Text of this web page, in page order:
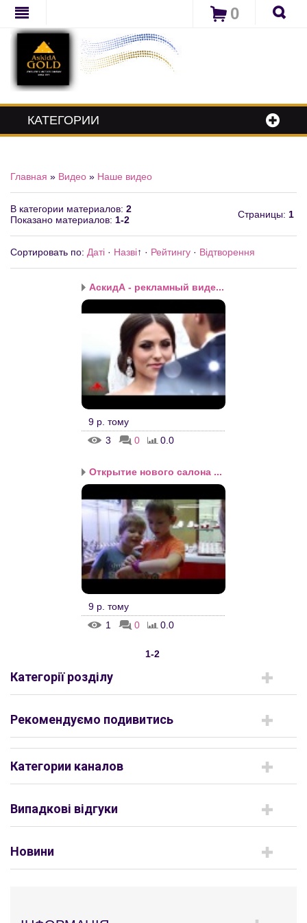
0
КАТЕГОРИИ
Главная » Видео » Наше видео
В категории материалов: 2
Показано материалов: 1-2 Страницы: 1
Сортировать по: Даті · Назві↑ · Рейтингу · Відтворення
АскидА - рекламный виде...
9 р. тому
3
0 0.0
Открытие нового салона ...
9 р. тому
1
0 0.0
1-2
Категорії розділу
Рекомендуємо подивитись
Категории каналов
Випадкові відгуки
Новини